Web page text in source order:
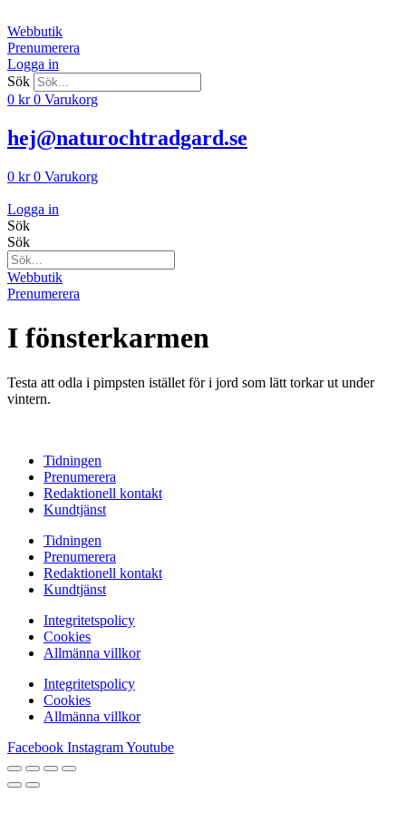
till
innehåll
Webbutik
Prenumerera
Logga in
Sök
0 kr 0 Varukorg
hej@naturochtradgard.se
0 kr 0 Varukorg
Logga in
Sök
Sök
Webbutik
Prenumerera
I fönsterkarmen
Testa att odla i pimpsten istället för i jord som lätt torkar ut under
vintern.
Tidningen
Prenumerera
Redaktionell kontakt
Kundtjänst
Tidningen
Prenumerera
Redaktionell kontakt
Kundtjänst
Integritetspolicy
Cookies
Allmänna villkor
Integritetspolicy
Cookies
Allmänna villkor
Facebook InstagramYoutube